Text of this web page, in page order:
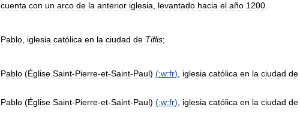
cuenta con un arco de la anterior iglesia levantado hacia el año 1200
Pablo iglesia católica en la ciudad de Tiflis;
Pablo (Église Saint-Pierre-et-Saint-Paul) (:w:fr) iglesia católica en la ciudad de
Pablo (Église Saint-Pierre-et-Saint-Paul) (:w:fr) iglesia católica en la ciudad de